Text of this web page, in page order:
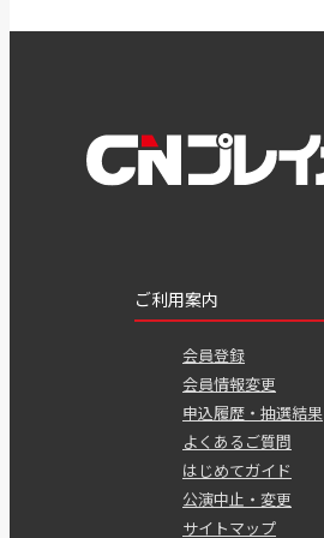
ご利用案内
会員登録
会員情報変更
申込履歴・抽選結果
よくあるご質問
はじめてガイド
公演中止・変更
サイトマップ